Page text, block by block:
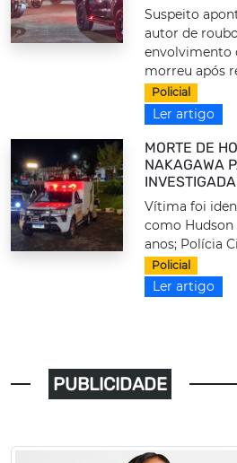
Suspeito
autor de
envolvimento
morreu após
Policial
Ler artigo
MORTE DE
NAKAGAWA
Vítima foi
como Hudson
anos; Polícia
Policial
Ler artigo
PUBLICIDADE